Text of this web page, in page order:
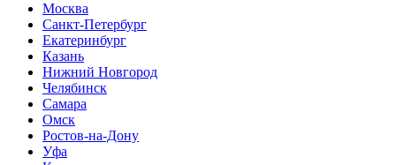
Москва
Санкт-Петербург
Екатеринбург
Казань
Нижний Новгород
Челябинск
Самара
Омск
Ростов-на-Дону
Уфа